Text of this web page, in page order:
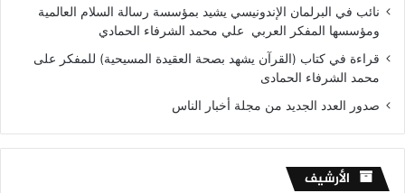
نائب في البرلمان الإندونيسي يشيد بمؤسسة رسالة السلام العالمية
ومؤسسها المفكر العربي علي محمد الشرفاء الحمادي
قراءة في كتاب (القرآن يشهد بصحة العقيدة المسيحية) للمفكر على
محمد الشرفاء الحمادى
صدور العدد الجديد من مجلة أخبار الناس
الأرشيف الأرشيف